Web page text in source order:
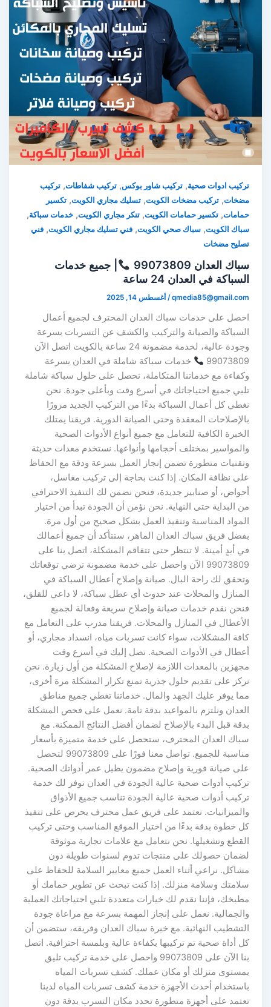
تركيب ادوات صحية,تركيب شاور بوكس,تركيب شفاطات,تركيب
مضخات,تركيب مضخات الكويت,تسليك مجاري الكويت,تكسير
حمامات,تكسير حمامات الكويت,تنكر مجاري الكويت,خدمات سباكة,
سباك الكويت,سباك صحي الكويت,فني تسليك مجاري الكويت,فني
تصليح مضخات
سباك العدان 99073809
| جميع خدمات
السباكة في العدان 24 ساعة
qmedia85@gmail.com
/أغسطس 14, 2025
احصل على خدمات سباك العدان المحترف لجميع أعمال
السباكة والصيانة والتركيب والكشف عن التسربات بسرعة
وجودة عالية، لخدمة مضمونة 24 ساعة بالكويت اتصل الآن
99073809
خدمات سباكة شاملة في العدان بسرعة
وكفاءة مع خدماتنا المتكاملة، تحصل على حلول سباكة شاملة
تلبي جميع احتياجاتك في أسرع وقت وبأعلى جودة. نحن
نغطي كل أعمال السباكة بدءًا من التركيب الجديد مرورًا
بالإصلاحات المعقدة وحتى الصيانة الدورية. فريقنا يمتلك
الخبرة الكافية للتعامل مع جميع أنواع الأدوات الصحية
والمواسير بمختلف أحجامها وأنواعها. نستخدم معدات حديثة
وتقنيات متطورة تضمن إنجاز العمل بسرعة ودقة مع الحفاظ
على نظافة المكان. إذا كنت بحاجة إلى تركيب مغاسل،
أحواض، أو صنابير جديدة، فنحن نضمن لك التنفيذ الاحترافي
من البداية حتى النهاية. نحن نؤمن أن الجودة تبدأ من اختيار
المواد المناسبة وتنفيذ العمل بشكل صحيح من أول مرة.
بفضل فريق سباك العدان الماهر، ستتأكد أن جميع أعمالك
في أيدٍ أمينة. لا تنتظر حتى تتفاقم المشكلة، اتصل بنا على
99073809 الآن واحصل على خدمة مضمونة ترضي توقعاتك
وتحقق لك راحة البال. صيانة وإصلاح أعطال السباكة في
المنازل والمحلات عند حدوث أي عطل سباكة، لا داعي للقلق،
فنحن نقدم خدمات صيانة وإصلاح سريعة وفعالة لجميع
الأعطال في المنازل والمحلات. فريقنا مدرب على التعامل مع
كافة المشكلات، سواء كانت تسربات مياه، انسداد مجاري، أو
أعطال في الأدوات الصحية. نصل إليك في أسرع وقت
مجهزين بالمعدات اللازمة لإصلاح المشكلة من أول زيارة. نحن
نركز على تقديم حلول جذرية تمنع تكرار المشكلة مرة أخرى،
مما يوفر عليك الجهد والمال. خدماتنا تغطي جميع مناطق
العدان ونلتزم بالمواعيد بدقة تامة. نعمل على فحص المشكلة
بدقة قبل البدء بالإصلاح لضمان أفضل النتائج الممكنة. مع
سباك العدان المحترف، ستحصل على خدمة متميزة بأسعار
مناسبة للجميع. تواصل معنا فورًا على 99073809 لتحصل
على صيانة فورية وإصلاح مضمون يطيل عمر أدواتك الصحية.
تركيب أدوات صحية عالية الجودة في العدان نوفر لك خدمة
تركيب أدوات صحية عالية الجودة تناسب جميع الأذواق
والميزانيات. نعتمد على فريق عمل محترف يحرص على تنفيذ
كل خطوة بدقة بدءًا من اختيار الموقع المناسب وحتى تركيب
القطع وتشغيلها. نحن نتعامل مع علامات تجارية موثوقة
لضمان حصولك على منتجات تدوم لسنوات طويلة دون
مشاكل. نراعي أثناء العمل جميع معايير السلامة للحفاظ على
سلامتك وسلامة منزلك. إذا كنت تبحث عن تطوير حمامك أو
مطبخك، فإننا نقدم لك خيارات متعددة تلبي احتياجاتك العملية
والجمالية. نعمل على إنجاز المهمة بسرعة مع مراعاة جودة
التشطيب النهائية. مع خبرة سباك العدان وفريقه، ستضمن أن
كل أداة صحية تم تركيبها بكفاءة عالية وبلمسة احترافية. اتصل
بنا الآن على 99073809 واحصل على خدمة تركيب تليق
بمستوى منزلك أو مكان عملك. كشف تسربات المياه
باستخدام أحدث الأجهزة خدمة كشف تسربات المياه لدينا
تعتمد على أجهزة متطورة تحدد مكان التسرب بدقة دون